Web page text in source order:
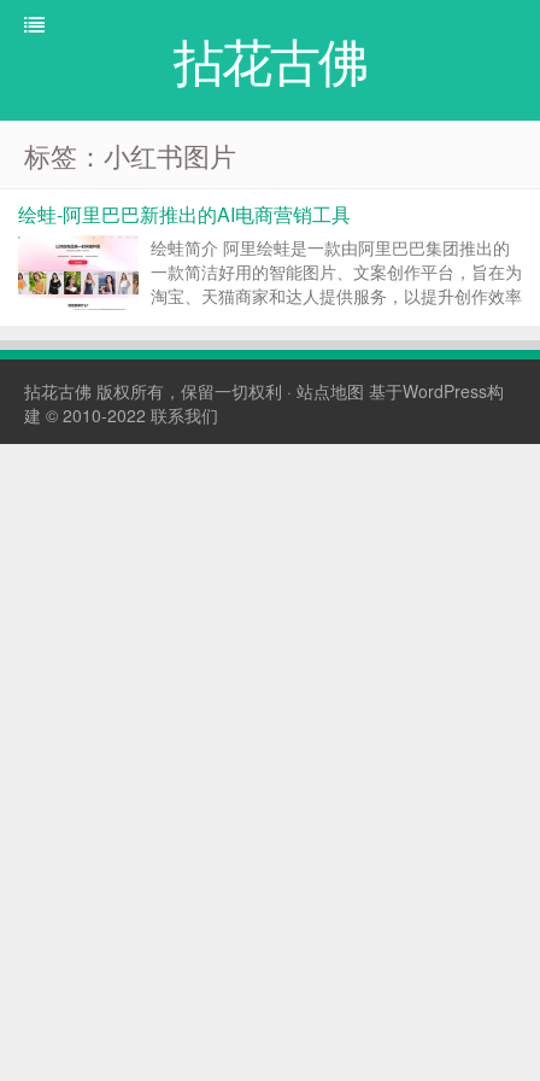
拈花古佛
标签：小红书图片
绘蛙-阿里巴巴新推出的AI电商营销工具
绘蛙简介 阿里绘蛙是一款由阿里巴巴集团推出的
一款简洁好用的智能图片、文案创作平台，旨在为
淘宝、天猫商家和达人提供服务，以提升创作效率
案，支持多种电商场景下的图片和文案创作需求，
可在线...
拈花古佛 版权所有，保留一切权利 · 站点地图 基于WordPress构
建 © 2010-2022 联系我们